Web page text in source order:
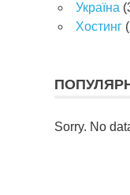
Україна
Хостинг
Sorry. No